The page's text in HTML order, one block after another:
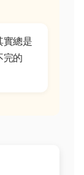
實總是
完的